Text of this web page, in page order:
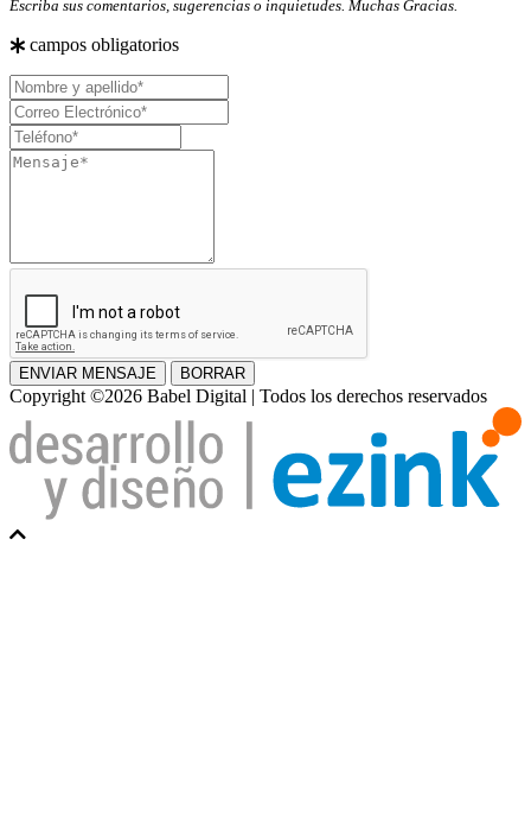
Escriba sus comentarios, sugerencias o inquietudes. Muchas Gracias.
campos obligatorios
Nombre
y
apellido
Correo
Electrónico
Teléfono
Mensaje
ENVIAR MENSAJE BORRAR
Copyright ©2026 Babel Digital | Todos los derechos reservados